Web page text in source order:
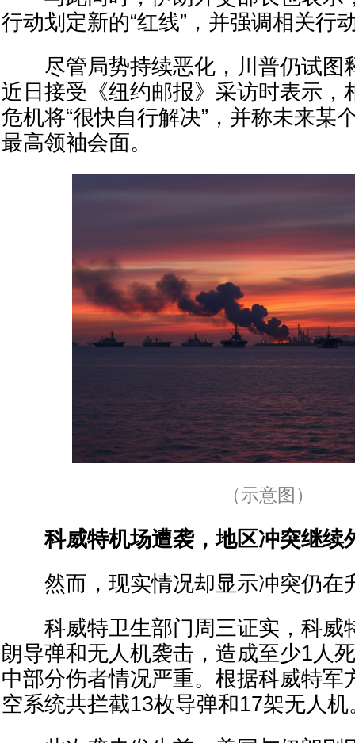
行动划定新的“红线”，并强调相关行
尽管局势持续恶化，川普仍试图
近日接受《纽约邮报》采访时表示，
危机将“很快自行解决”，并称未来某
最高领袖会面。
（示意图）
科威特机场遭袭，地区冲突继续
然而，现实情况却显示冲突仍在
科威特卫生部门周三证实，科威
朗导弹和无人机袭击，造成至少1人
中部分伤者情况严重。根据科威特军
空系统共拦截13枚导弹和17架无人机